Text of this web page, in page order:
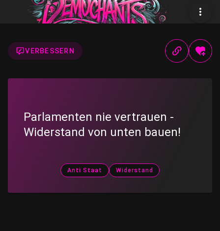
VERBESSERN
Parlamenten nie vertrauen -
Widerstand von unten bauen!
Anti Staat Widerstand